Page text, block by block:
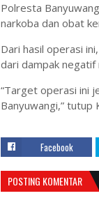
Polresta
narkoba dan obat
Dari hasil operasi
dari dampak negatif
“Target operasi ini
Banyuwangi,” tutup
Facebook
POSTING KOMENTAR